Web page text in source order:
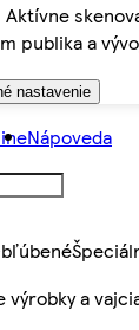
publika a
nastavenie
Nápoveda
výrobky a